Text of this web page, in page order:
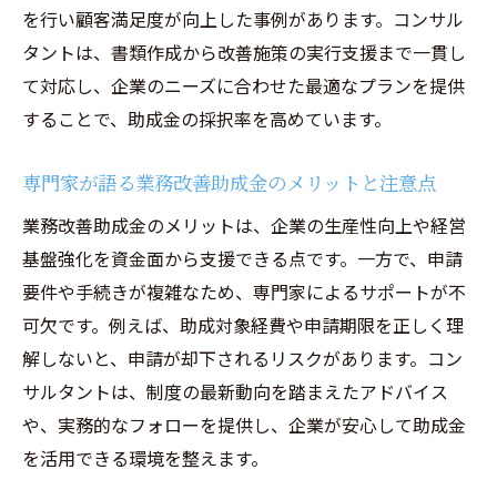
助成金申請で経営コンサルに依頼する費用
対効果
業務改善助成金とコンサル費用の相場を徹
底解説
する方法
助成金活用時の経営コンサル費用は無駄に
ならないか
経営コンサルと助成金申請の費用効果的な
進め方
助成金コンサルは違法か？安心して依頼するた
めに
経営コンサルティングの違法性リスクと対
策を解説
を行い顧客満足度が向上した事例があります。コンサル
タントは、書類作成から改善施策の実行支援まで一貫し
て対応し、企業のニーズに合わせた最適なプランを提供
することで、助成金の採択率を高めています。
専門家が語る業務改善助成金のメリットと注意点
業務改善助成金のメリットは、企業の生産性向上や経営
基盤強化を資金面から支援できる点です。一方で、申請
要件や手続きが複雑なため、専門家によるサポートが不
可欠です。例えば、助成対象経費や申請期限を正しく理
解しないと、申請が却下されるリスクがあります。コン
サルタントは、制度の最新動向を踏まえたアドバイス
や、実務的なフォローを提供し、企業が安心して助成金
を活用できる環境を整えます。